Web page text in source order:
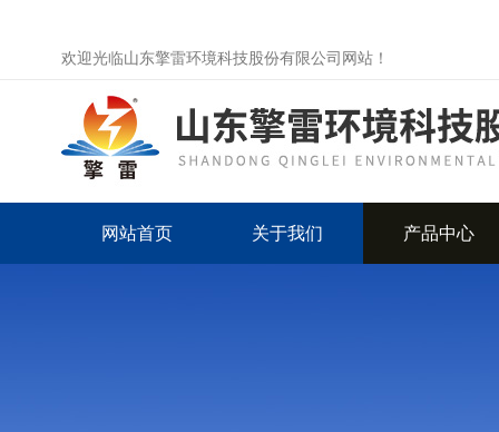
欢迎光临山东擎雷环境科技股份有限公司网站！
网站首页 关于我们 产品中心